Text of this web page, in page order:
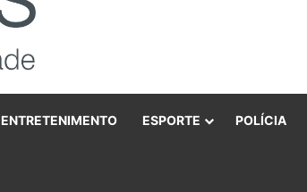
ENTRETENIMENTO ESPORTE POLÍCIA